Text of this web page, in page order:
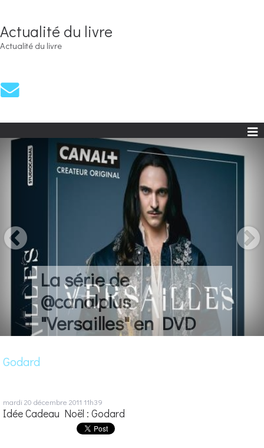
Actualité du livre
Actualité du livre
La série de
@canalplus
"Versailles" en DVD
Godard
mardi 20 décembre 2011 11h39
Idée Cadeau Noël : Godard